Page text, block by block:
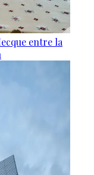
entre la